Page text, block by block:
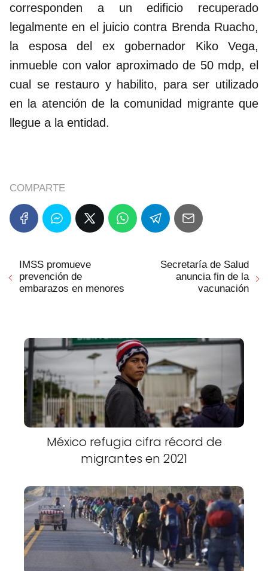
corresponden a un edificio recuperado
legalmente en el juicio contra Brenda Ruacho,
la esposa del ex gobernador Kiko Vega,
inmueble con valor aproximado de 50 mdp, el
cual se restauro y habilito, para ser utilizado
en la atención de la comunidad migrante que
llegue a la entidad.
COMPARTE
IMSS promueve
prevención de
embarazos en menores
Secretaría de Salud
anuncia fin de la
vacunación
México refugia cifra récord de
migrantes en 2021